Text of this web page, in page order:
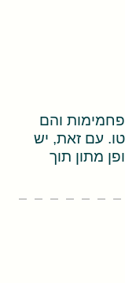
פחמימות והם
עם זאת, יש
מתון תוך